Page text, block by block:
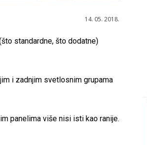
14. 05. 2018.
standardne, što dodatne)
i zadnjim svetlosnim grupama
panelima više nisi isti kao ranije.